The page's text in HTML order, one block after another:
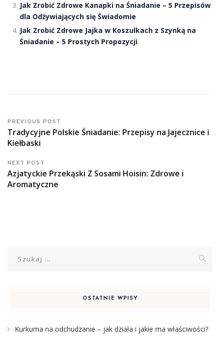
Jak Zrobić Zdrowe Kanapki na Śniadanie – 5 Przepisów
dla Odżywiających się Świadomie
Jak Zrobić Zdrowe Jajka w Koszulkach z Szynką na
Śniadanie – 5 Prostych Propozycji
PREVIOUS POST
Tradycyjne Polskie Śniadanie: Przepisy na Jajecznice i
Kiełbaski
NEXT POST
Azjatyckie Przekąski Z Sosami Hoisin: Zdrowe i
Aromatyczne
OSTATNIE WPISY
Kurkuma na odchudzanie – jak działa i jakie ma właściwości?